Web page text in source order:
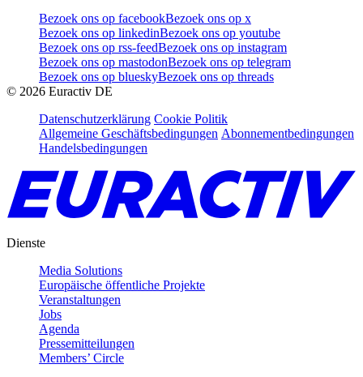
Bezoek ons op facebookBezoek ons op x
Bezoek ons op linkedinBezoek ons op youtube
Bezoek ons op rss-feedBezoek ons op instagram
Bezoek ons op mastodonBezoek ons op telegram
Bezoek ons op blueskyBezoek ons op threads
© 2026 Euractiv DE
Datenschutzerklärung Cookie Politik
Allgemeine Geschäftsbedingungen Abonnementbedingungen
Handelsbedingungen
Dienste
Media Solutions
Europäische öffentliche Projekte
Veranstaltungen
Jobs
Agenda
Pressemitteilungen
Members’ Circle